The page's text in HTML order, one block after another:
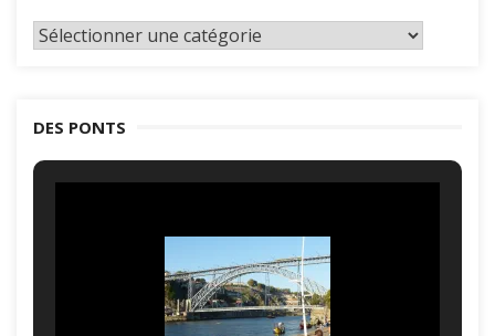
Classement
DES PONTS